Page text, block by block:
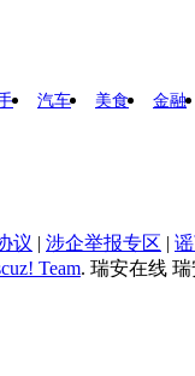
汽车 美食 金融
议 | 涉企举报专区 |
Team. 瑞安在线